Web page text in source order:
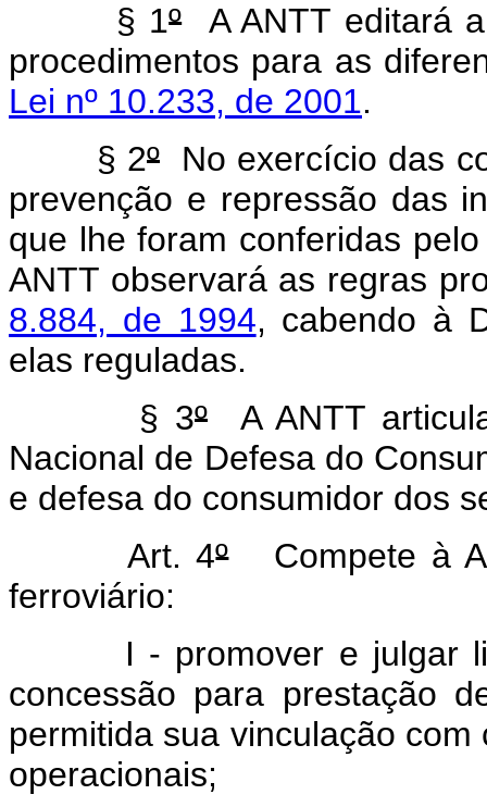
§ 1ºA ANTT editará a
procedimentos para as
Lei nº 10.233, de 2001.
§ 2º No exercício das
prevenção e repressão das
que lhe foram conferidas
ANTT observará as regras
8.884, de 1994, cabendo à
elas reguladas.
§ 3º A ANTT
Nacional de Defesa do
e defesa do consumidor dos
Art. 4ºCompete à
ferroviário:
I - promover e julgar
concessão para prestação
permitida sua vinculação
operacionais;